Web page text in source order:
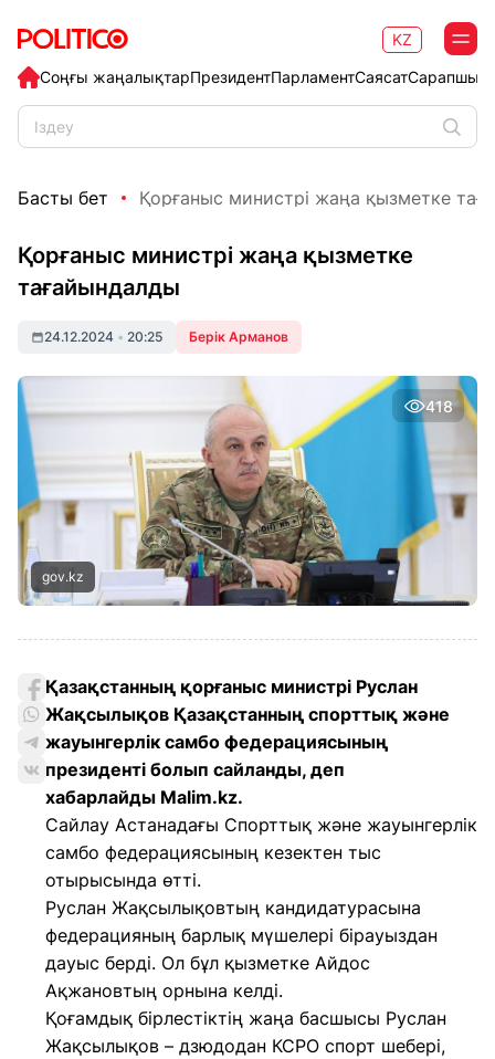
Соңғы жаңалықтарПрезидентПарламентСаясат
KZ
Басты бет Қорғаныс министрі жаңа қызметке
Қорғаныс министрі жаңа қызметке
тағайындалды
24.12.2024 • 20:25 Берік Арманов
418
gov.kz
Қазақстанның қорғаныс министрі Руслан
Жақсылықов Қазақстанның спорттық және
жауынгерлік самбо федерациясының
президенті болып сайланды, деп
хабарлайды Malim.kz.
Сайлау Астанадағы Спорттық және жауынгерлік
самбо федерациясының кезектен тыс
отырысында өтті.
Руслан Жақсылықовтың кандидатурасына
федерацияның барлық мүшелері бірауыздан
дауыс берді. Ол бұл қызметке Айдос
Ақжановтың орнына келді.
Қоғамдық бірлестіктің жаңа басшысы Руслан
Жақсылықов – дзюдодан КСРО спорт шебері,